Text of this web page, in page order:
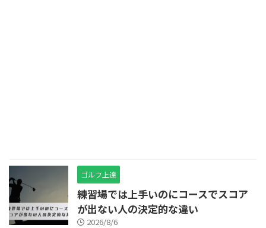
ゴルフ上達
練習場では上手いのにコースでスコア
が出ない人の決定的な違い
2026/8/6